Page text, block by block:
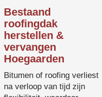
Bestaand
roofingdak
herstellen &
vervangen
Hoegaarden
Bitumen of roofing verliest
na verloop van tijd zijn